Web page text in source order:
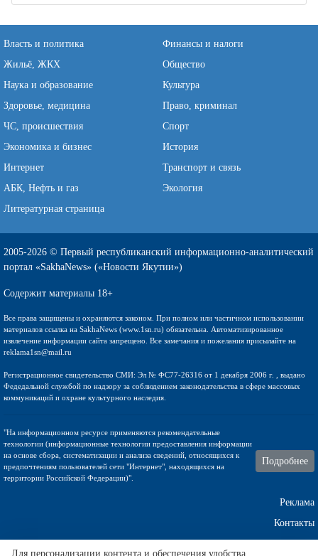
Власть и политика
Финансы и налоги
Жильё, ЖКХ
Общество
Наука и образование
Культура
Здоровье, медицина
Право, криминал
ЧС, происшествия
Спорт
Экономика и бизнес
История
Интернет
Транспорт и связь
АБК, Нефть и газ
Экология
Литературная страница
2005-2026 © Первый республиканский информационно-аналитический
портал «SakhaNews» («Новости Якутии»)
Содержит материалы 18+
Все права защищены и охраняются законом. При полном или частичном использовании
материалов ссылка на SakhaNews (www.1sn.ru) обязательна. Автоматизированное
извлечение информации сайта запрещено. Все замечания и пожелания присылайте на
reklama1sn@mail.ru
Регистрационное свидетельство СМИ: Эл № ФС77-26316 от 1 декабря 2006 г. , выдано
Федедальной службой по надзору за соблюдением законодательства в сфере массовых
коммуникаций и охране культурного наследия.
"На информационном ресурсе применяются рекомендательные
технологии (информационные технологии предоставления информации
на основе сбора, систематизации и анализа сведений, относящихся к
предпочтениям пользователей сети "Интернет", находящихся на
территории Российской Федерации)".
Подробнее
Реклама
Контакты
Техническа поддержка
Для персонализации контента и обеспечения удобства